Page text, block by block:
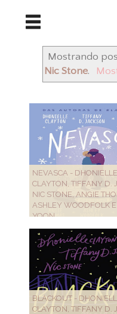
Mostrando
Nic Stone.
NEVASCA - DHONIELLE
CLAYTON, TIFFANY D.
NIC STONE, ANGIE
ASHLEY WOODFOLK
YOON
BLACKOUT -
CLAYTON, TIFFANY D.